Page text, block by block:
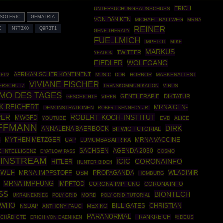
GEMATRIA
N7T3X0 Q9R3T1
UNTERSUCHUNGSAUSSCHUSS
ERICH
VON DÄNIKEN
MICHAEL BALLWEG
MRNA
GENE THERAPY
REINER
FUELLMICH
IMPFTOT MIKE
YEADON TWITTER
MARKUS
FIEDLER WOLFGANG
AFRIKANISCHER KONTINENT MUSIC DDR HORROR MASKENATTEST
VIVIANE FISCHER TRANSKOMMUNIKATION VIRUS
DES TAGES GESCHICHTE VIREN GENTHERAPIE DIKTATUR
REICHERT DEMONSTRATIONEN ROBERT KENNEDY JR. MRNA GEN-
MWGFD YOUTUBE ROBERT KOCH-INSTITUT EVD ALICE
ANNALENA BAERBOCK BITWIG TUTORIAL DIRK
MYTHEN METZGER UAP LUMUMBAS AFRIKA MRNA VACCINE
INTELLIGENZ DYATLOW PASS SACHSEN AGENDA 2030 COSMO
HITLER HUNTER BIDEN ICIC CORONAINFO
WEF MRNA-IMPFSTOFF OSM PROPAGANDA HOMBURG WLADIMIR
MRNA IMPFUNG IMPFTOD CORONA-IMPFUNG CORONA INFO
UKRAINEKRIEG POLY GRID MORD POLY GRID TUTORIAL BIONTECH
WHO NSDAP ANTHONY FAUCI MEXIKO BILL GATES CHRISTIAN
ERICH VON DAENIKEN PARANORMAL FRANKREICH 種DEUS